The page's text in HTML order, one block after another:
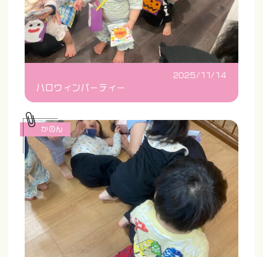
2025/11/14
ハロウィンパーティー
かのん